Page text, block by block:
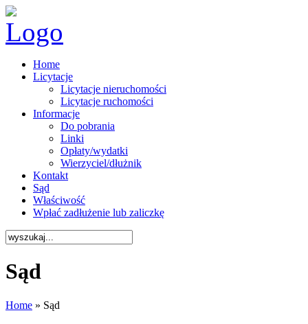
Home
Licytacje
Licytacje nieruchomości
Licytacje ruchomości
Informacje
Do pobrania
Linki
Opłaty/wydatki
Wierzyciel/dłużnik
Kontakt
Sąd
Właściwość
Wpłać zadłużenie lub zaliczkę
Sąd
Home » Sąd